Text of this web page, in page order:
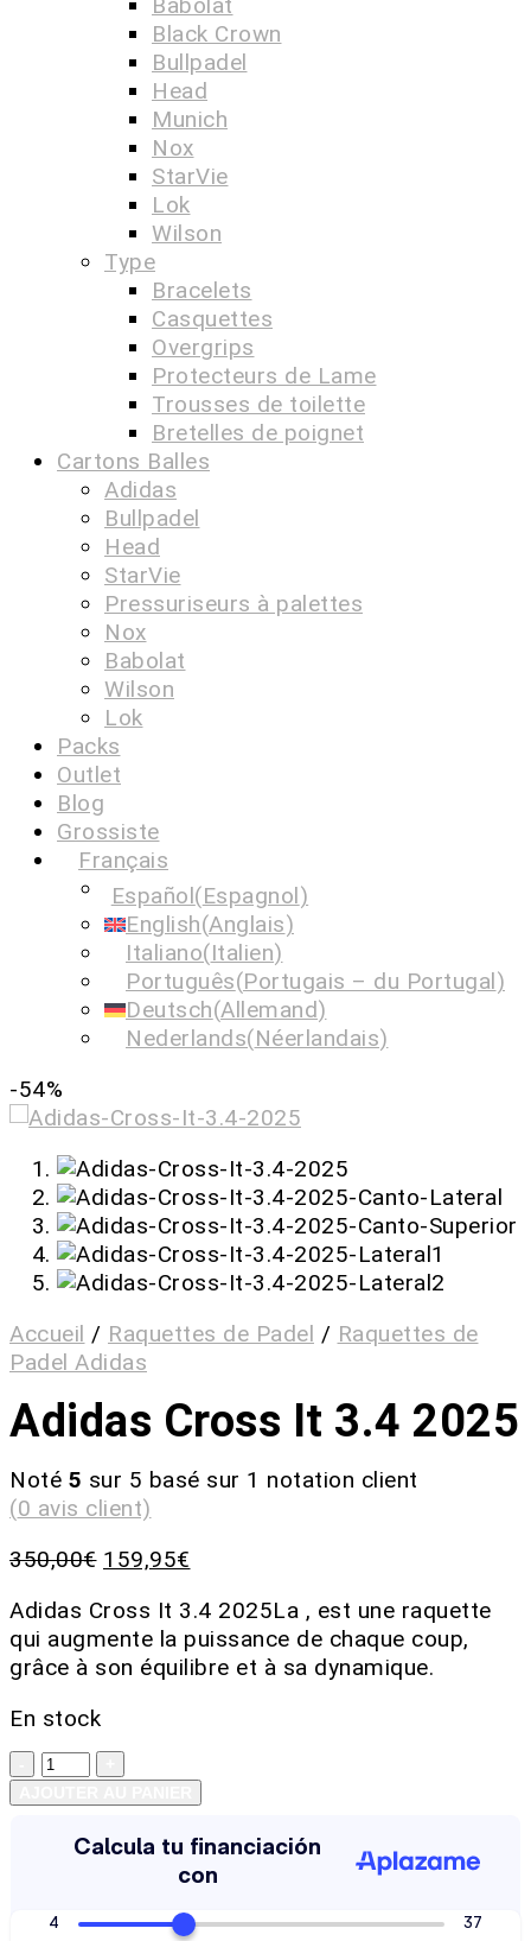
Black Crown
Bullpadel
Head
Munich
Nox
StarVie
Lok
Wilson
Type
Bracelets
Casquettes
Overgrips
Protecteurs de Lame
Trousses de toilette
Bretelles de poignet
Cartons Balles
Adidas
Bullpadel
Head
StarVie
Pressuriseurs à palettes
Nox
Babolat
Wilson
Lok
Packs
Outlet
Blog
Grossiste
Français
Español(Espagnol)
English(Anglais)
Italiano(Italien)
Português(Portugais – du Portugal)
Deutsch(Allemand)
Nederlands(Néerlandais)
-54%
Accueil / Raquettes de Padel / Raquettes de
Padel Adidas
Adidas Cross It 3.4 2025
Noté 5 sur 5 basé sur 1 notation client
(0 avis client)
350,00€ 159,95€
Adidas Cross It 3.4 2025La , est une raquette
qui augmente la puissance de chaque coup,
grâce à son équilibre et à sa dynamique.
En stock